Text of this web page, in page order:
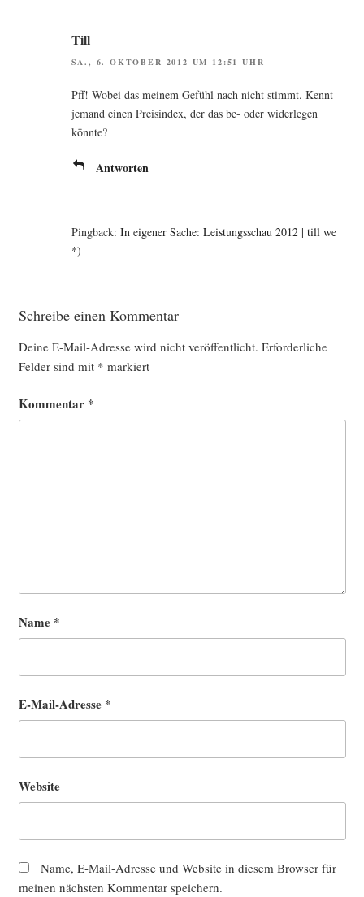
Till
SA., 6. OKTOBER 2012 UM 12:51 UHR
Pff! Wobei das mei­nem Gefühl nach nicht stimmt. Kennt
jemand einen Preis­in­dex, der das be- oder wider­le­gen
könnte?
Antworten
Pingback: In eigener Sache: Leistungsschau 2012 | till we
*)
Schreibe einen Kommentar
Deine E-Mail-Adresse wird nicht veröffentlicht. Erforderliche
Felder sind mit * markiert
Kommentar *
Name *
E-Mail-Adresse *
Website
Name, E-Mail-Adresse und Website in diesem Browser für
meinen nächsten Kommentar speichern.